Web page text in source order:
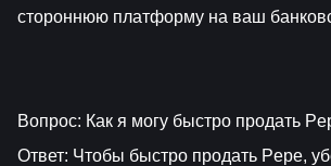
стороннюю платформу на ваш
Вопрос: Как я могу быстро продать
Ответ: Чтобы быстро продать Pepe,